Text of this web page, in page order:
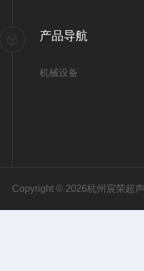
产品导航
机械设备
Copyright © 2026杭州宸荣超